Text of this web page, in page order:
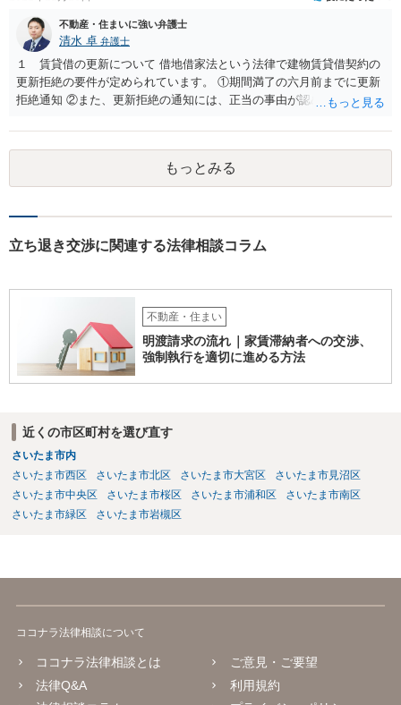
不動産・住まいに強い弁護士
清水 卓 弁護士
１ 賃貸借の更新について 借地借家法という法律で建物賃貸借契約の
更新拒絶の要件が定められています。 ①期間満了の六月前までに更新
拒絶通知 ②また、更新拒絶の通知には、正当の事由が認められる必要
賃借人の建物使用を必要とする事情のほか、従前の経過，建物の利用
状況，建物の現況，いわゆる立退料の申出を考慮して判断するものと
されています。 ③更新拒絶通知がされた場合でも、賃貸借期間満了満
了後も賃借人が建物の使用を継続する場合には、賃借人に対し遅滞な
側（賃貸人側）が、更新の予定されている普通賃貸借契約から更新の
側（あなた側）から同意を取り付けようとしているものと思われま
す。 （建物賃貸借契約の更新等） 第二十六条 建物の賃貸借について
期間の定めがある場合において、当事者が期間の満了の一年前から六
月前までの間に相手方に対して更新をしない旨の通知又は条件を変更
しなければ更新をしない旨の通知をしなかったときは、従前の契約と
賃貸借の期間が満了した後建物の賃借人が使用を継続する場合におい
て、建物の賃貸人が遅滞なく異議を述べなかったときも、同項と同様
とする。 （建物賃貸借契約の更新拒絶等の要件） 第二十八条 建物の
賃貸人による第二十六条第一項の通知又は建物の賃貸借の解約の申入
れは、建物の賃貸人及び賃借人（転借人を含む。以下この条において
に対して財産上の給付をする旨の申出をした場合におけるその申出を
もっとみる
立ち退き交渉に関連する法律相談コラム
不動産・住まい
明渡請求の流れ｜家賃滞納者への交渉、
強制執行を適切に進める方法
近くの市区町村を選び直す
さいたま市内
さいたま市西区
さいたま市北区 さいたま市大宮区
さいたま市見沼区
さいたま市中央区
さいたま市桜区 さいたま市浦和区
さいたま市南区
さいたま市緑区
さいたま市岩槻区
ココナラ法律相談について
ココナラ法律相談とは
法律Q&A
ご意見・ご要望
利用規約